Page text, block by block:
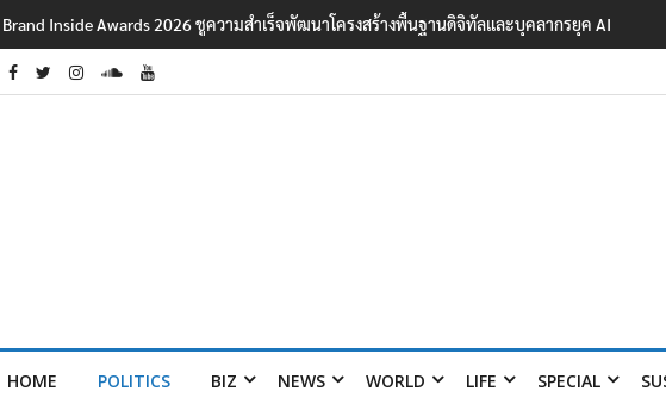
Brand Inside Awards 2026 ชูความสำเร็จพัฒนาโครงสร้างพื้นฐานดิจิทัลและบุคลากรยุค AI
HOME POLITICS BIZ NEWS WORLD LIFE SPECIAL